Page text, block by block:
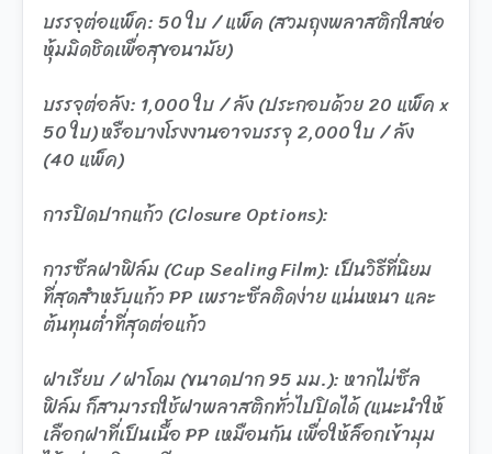
บรรจุต่อแพ็ค: 50 ใบ / แพ็ค (สวมถุงพลาสติกใสห่อ
หุ้มมิดชิดเพื่อสุขอนามัย)
บรรจุต่อลัง: 1,000 ใบ / ลัง (ประกอบด้วย 20 แพ็ค x
50 ใบ) หรือบางโรงงานอาจบรรจุ 2,000 ใบ / ลัง
(40 แพ็ค)
การปิดปากแก้ว (Closure Options):
การซีลฝาฟิล์ม (Cup Sealing Film): เป็นวิธีที่นิยม
ที่สุดสำหรับแก้ว PP เพราะซีลติดง่าย แน่นหนา และ
ต้นทุนต่ำที่สุดต่อแก้ว
ฝาเรียบ / ฝาโดม (ขนาดปาก 95 มม.): หากไม่ซีล
ฟิล์ม ก็สามารถใช้ฝาพลาสติกทั่วไปปิดได้ (แนะนำให้
เลือกฝาที่เป็นเนื้อ PP เหมือนกัน เพื่อให้ล็อกเข้ามุม